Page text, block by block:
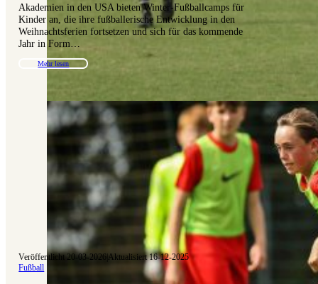
Akademien in den USA bieten Winter-Fußballcamps für
Kinder an, die ihre fußballerische Entwicklung in den
Weihnachtsferien fortsetzen und sich für das kommende
Jahr in Form…
Mehr lesen
Veröffentlicht 20-03-2026|Aktualisiert 16-12-2025
Fußball